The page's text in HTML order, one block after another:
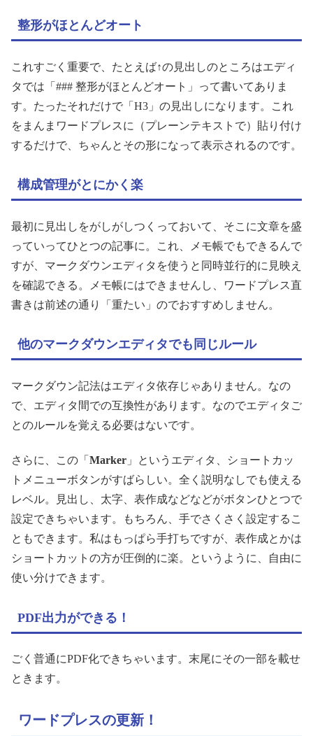
整形がほとんどオート
これすごく重要で、たとえば↑の見出しのところはエディ
タでは「### 整形がほとんどオート」って書いてありま
す。たったそれだけで「H3」の見出しになります。これ
をまんまワードプレスに（プレーンテキストで）貼り付け
するだけで、ちゃんとその形になって表示されるのです。
構成管理がとにかく楽
最初に見出しをがしがしつくっておいて、そこに文章を盛
っていってひとつの記事に。これ、メモ帳でもできるんで
すが、マークダウンエディタを使うと同時並行的に見映え
を確認できる。メモ帳にはできませんし、ワードプレス直
書きは前述の通り「重たい」のでおすすめしません。
他のマークダウンエディタでも同じルール
マークダウン記法はエディタ依存じゃありません。なの
で、エディタ間での互換性があります。なのでエディタご
とのルールを覚える必要はないです。
さらに、この「 Marker 」というエディタ、ショートカッ
トメニューボタンがすばらしい。全く説明なしでも使える
レベル。見出し、太字、表作成などなどがボタンひとつで
設定できちゃいます。もちろん、手でさくさく設定するこ
ともできます。私はもっぱら手打ちですが、表作成とかは
ショートカットの方が圧倒的に楽。というように、自由に
使い分けできます。
PDF出力ができる！
ごく普通にPDF化できちゃいます。末尾にその一部を載せ
ときます。
ワードプレスの更新！